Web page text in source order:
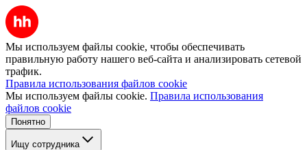
Мы используем файлы cookie, чтобы обеспечивать
правильную работу нашего веб-сайта и анализировать сетевой
трафик.
Правила использования файлов cookie
Мы используем файлы cookie. Правила использования
файлов cookie
Понятно
Ищу сотрудника